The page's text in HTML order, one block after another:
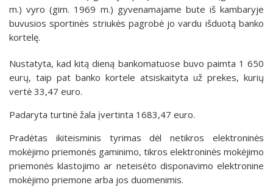
m.) vyro (gim. 1969 m.) gyvenamajame bute iš kambaryje
buvusios sportinės striukės pagrobė jo vardu išduotą banko
kortelę.
Nustatyta, kad kitą dieną bankomatuose buvo paimta 1 650
eurų, taip pat banko kortele atsiskaityta už prekes, kurių
vertė 33,47 euro.
Padaryta turtinė žala įvertinta 1683,47 euro.
Pradėtas ikiteisminis tyrimas dėl netikros elektroninės
mokėjimo priemonės gaminimo, tikros elektroninės mokėjimo
priemonės klastojimo ar neteisėto disponavimo elektronine
mokėjimo priemone arba jos duomenimis.